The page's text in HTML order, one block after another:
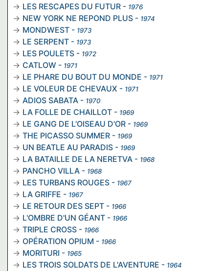
LES RESCAPES DU FUTUR - 1976
NEW YORK NE REPOND PLUS - 1974
MONDWEST - 1973
LE SERPENT - 1973
LES POULETS - 1972
CATLOW - 1971
LE PHARE DU BOUT DU MONDE - 1971
LE VOLEUR DE CHEVAUX - 1971
ADIOS SABATA - 1970
LA FOLLE DE CHAILLOT - 1969
LE GANG DE L'OISEAU D'OR - 1969
THE PICASSO SUMMER - 1969
UN BEATLE AU PARADIS - 1969
LA BATAILLE DE LA NERETVA - 1968
PANCHO VILLA - 1968
LES TURBANS ROUGES - 1967
LA GRIFFE - 1967
LE RETOUR DES SEPT - 1966
L'OMBRE D'UN GÉANT - 1966
TRIPLE CROSS - 1966
OPÉRATION OPIUM - 1966
MORITURI - 1965
LES TROIS SOLDATS DE L'AVENTURE - 1964